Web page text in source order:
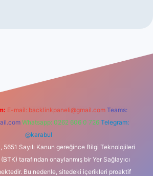
E-mail: backlinkpaneli@gmail.com Teams:
Whatsapp: 0262 606 0 726 Telegram:
@karabul
5651 Sayılı Kanun gereğince Bilgi Teknolojileri
tarafından onaylanmış bir Yer Sağlayıcı
Bu nedenle, sitedeki içerikleri proaktif